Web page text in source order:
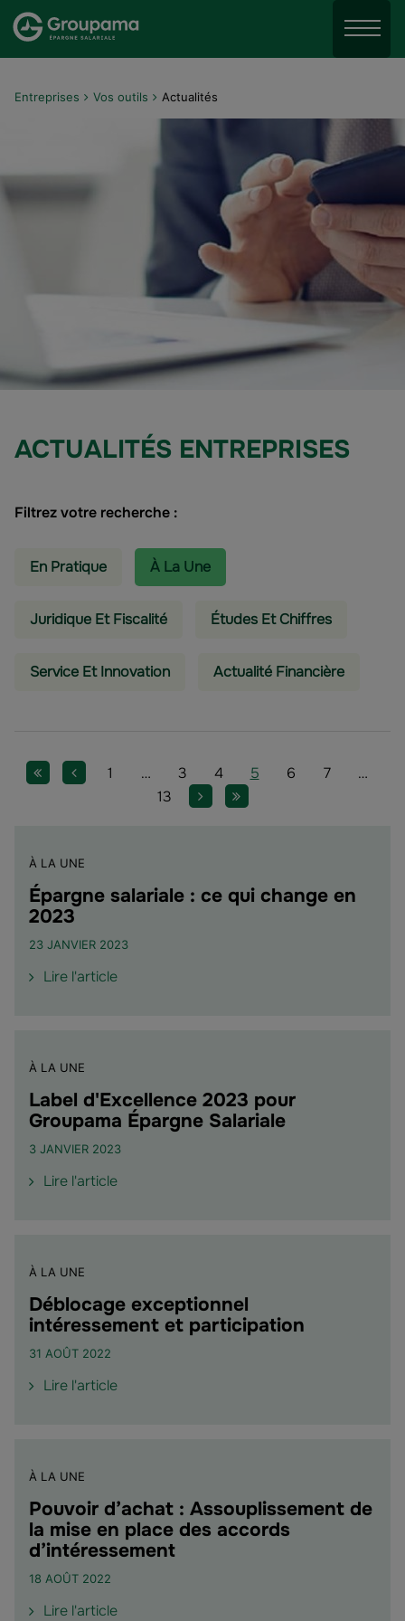
Aller au menu
Aller au contenu
Menu
Entreprises Vos outils Actualités
ACTUALITÉS ENTREPRISES
Filtrez votre recherche :
En Pratique À La Une
Juridique Et Fiscalité Études Et Chiffres
Service Et Innovation Actualité Financière
Pagination
Première page
Page précédente
Page
1 Page
… Page
3 Page
4 Page
5 Page
6 Page
7 Page
…
Page
13 Page suivante
Dernière page
À LA UNE
Épargne salariale : ce qui change en
2023
23 JANVIER 2023
Lire l'articlede
qui
change
2023"
À LA UNE
Label d'Excellence 2023 pour
Groupama Épargne Salariale
3 JANVIER 2023
Lire l'articlede
Groupama
Épargne
À LA UNE
Déblocage exceptionnel
intéressement et participation
31 AOÛT 2022
Lire l'articlede
participation"
À LA UNE
Pouvoir d’achat : Assouplissement de
la mise en place des accords
d’intéressement
18 AOÛT 2022
Lire l'articlede